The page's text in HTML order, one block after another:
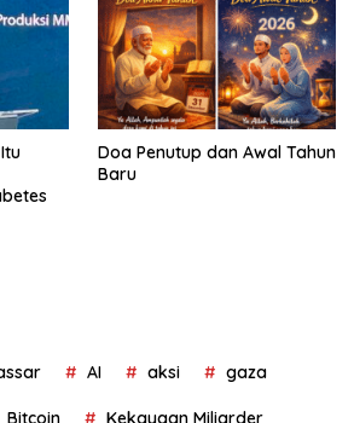
Doa Penutup dan Awal Tahun
Baru
AI aksi gaza
Bitcoin Kekayaan Miliarder